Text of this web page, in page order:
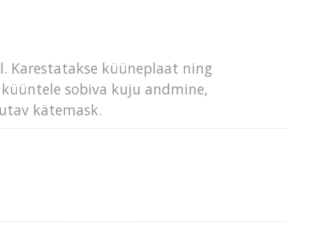
Karestatakse küüneplaat ning
sobiva kuju andmine,
kätemask.